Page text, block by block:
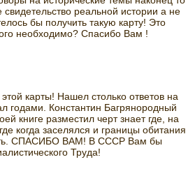
реальной истории а не
бы получить такую карту! Это
необходимо? Спасибо Вам !
карты! Нашел столько ответов на
годами. Константин Багрянородный
книге разместил черт знает где, на
когда заселялся и границы обитания
СПАСИБО ВАМ! В СССР Вам бы
Труда!